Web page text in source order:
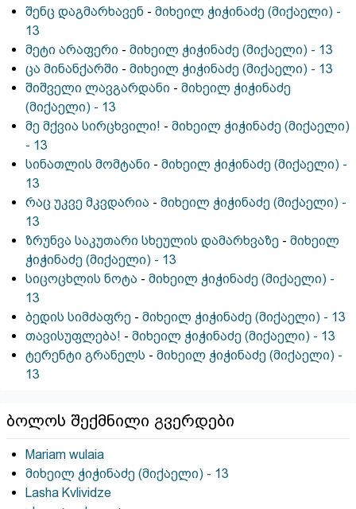
შენც დაგმარხავენ - მიხეილ ჭიჭინაძე (მიქაელი) -
13
მეტი არაფერი - მიხეილ ჭიჭინაძე (მიქაელი) - 13
ცა მინანქარში - მიხეილ ჭიჭინაძე (მიქაელი) - 13
შიშველი ლავგარდანი - მიხეილ ჭიჭინაძე
(მიქაელი) - 13
მე მქვია სირცხვილი! - მიხეილ ჭიჭინაძე (მიქაელი)
- 13
სინათლის მომტანი - მიხეილ ჭიჭინაძე (მიქაელი) -
13
რაც უკვე მკვდარია - მიხეილ ჭიჭინაძე (მიქაელი) -
13
ზრუნვა საკუთარი სხეულის დამარხვაზე - მიხეილ
ჭიჭინაძე (მიქაელი) - 13
სიცოცხლის ნოტა - მიხეილ ჭიჭინაძე (მიქაელი) -
13
ბედის სიმძაფრე - მიხეილ ჭიჭინაძე (მიქაელი) - 13
თავისუფლება! - მიხეილ ჭიჭინაძე (მიქაელი) - 13
ტერენტი გრანელს - მიხეილ ჭიჭინაძე (მიქაელი) -
13
ბოლოს შექმნილი გვერდები
Mariam wulaia
მიხეილ ჭიჭინაძე (მიქაელი) - 13
Lasha Kvlividze